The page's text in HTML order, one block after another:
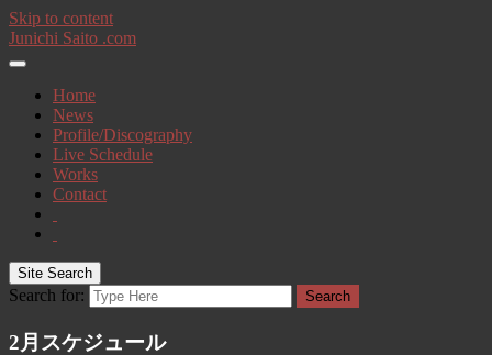
Skip to content
Junichi Saito .com
Home
News
Profile/Discography
Live Schedule
Works
Contact
Site Search
Search for: Search
2月スケジュール